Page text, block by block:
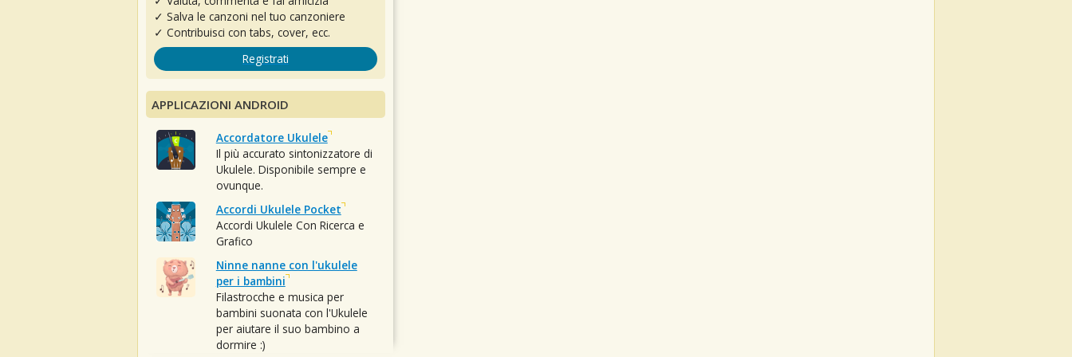
✓ Salva le canzoni nel tuo canzoniere
✓ Contribuisci con tabs, cover, ecc.
Registrati
APPLICAZIONI ANDROID
Accordatore Ukulele
Il più accurato sintonizzatore di
Ukulele. Disponibile sempre e
ovunque.
Accordi Ukulele Pocket
Accordi Ukulele Con Ricerca e
Grafico
Ninne nanne con l'ukulele
per i bambini
Filastrocche e musica per
bambini suonata con l'Ukulele
per aiutare il suo bambino a
dormire :)